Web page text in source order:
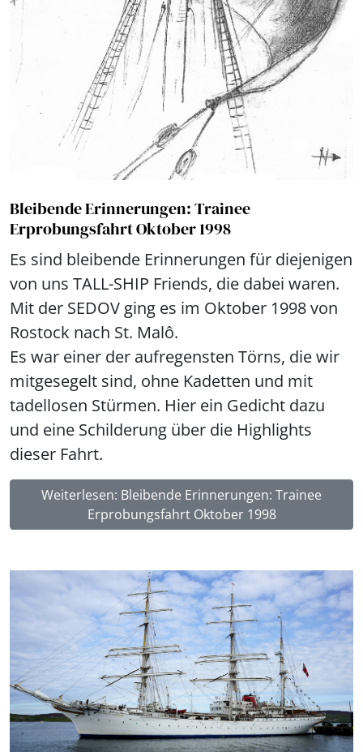
Bleibende Erinnerungen: Trainee
Erprobungsfahrt Oktober 1998
Es sind bleibende Erinnerungen für diejenigen
von uns TALL-SHIP Friends, die dabei waren.
Mit der SEDOV ging es im Oktober 1998 von
Rostock nach St. Malô.
Es war einer der aufregensten Törns, die wir
mitgesegelt sind, ohne Kadetten und mit
tadellosen Stürmen. Hier ein Gedicht dazu
und eine Schilderung über die Highlights
dieser Fahrt.
Weiterlesen: Bleibende Erinnerungen: Trainee
Erprobungsfahrt Oktober 1998